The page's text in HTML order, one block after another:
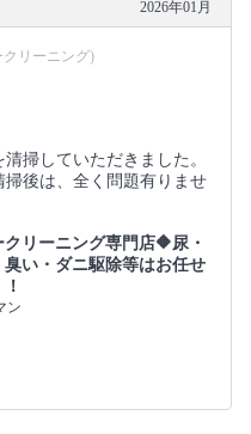
2026年01月
リーニング)
掃していただきました。
後は、全く問題有りませ
リーニング専門店🔶尿・
臭い・ダニ駆除等はお任せ
ン